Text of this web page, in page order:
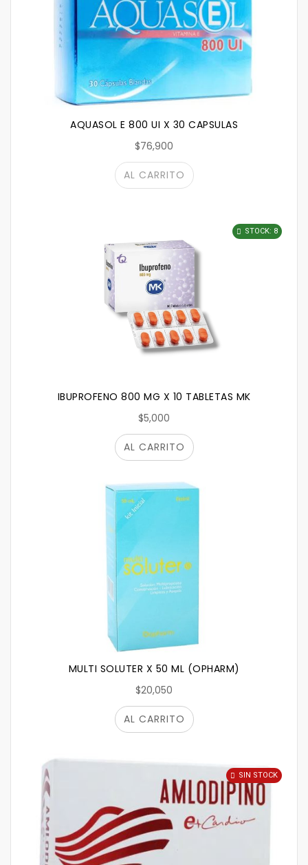
AQUASOL E 800 UI X 30 CAPSULAS
$76,900
AL CARRITO
IBUPROFENO 800 MG X 10 TABLETAS MK
$5,000
STOCK: 8
AL CARRITO
MULTI SOLUTER X 50 ML (OPHARM)
$20,050
AL CARRITO
SIN STOCK